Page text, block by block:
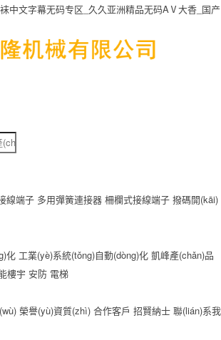
中文字幕无码专区_久久亚洲精品无码AⅤ大香_国产
線端子 多用彈簧連接器 柵欄式接線端子 撥碼開(kāi)
化 工業(yè)系統(tǒng)自動(dòng)化 凱峰產(chǎn)品
樓宇 安防 電梯
榮譽(yù)資質(zhì) 合作客戶 招賢納士 聯(lián)系我